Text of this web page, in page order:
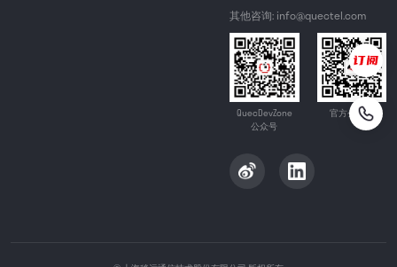
其他咨询: info@quectel.com
QuecDevZone
公众号
官方公众号